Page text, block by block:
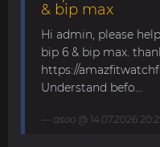
& bip max
Hi admin, please
bip 6 & bip max.
https://
Understand befo...
asoo @ 14.07.2026